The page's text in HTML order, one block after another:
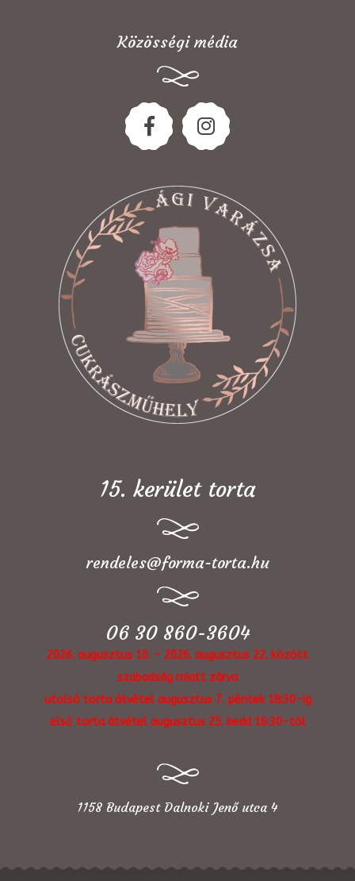
Közösségi média
15. kerület torta
rendeles@forma-torta.hu
06 30 860-3604
2026. augusztus 10. - 2026. augusztus 22. között
szabadság miatt zárva
utolsó torta átvétel augusztus 7. péntek 18:30-ig
első torta átvétel augusztus 25. kedd 16:30-tól
1158 Budapest Dalnoki Jenő utca 4